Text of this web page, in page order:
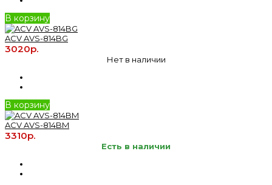
В корзину
ACV AVS-814BG
3020р.
Нет в наличии
В корзину
ACV AVS-814BM
3310р.
Есть в наличии